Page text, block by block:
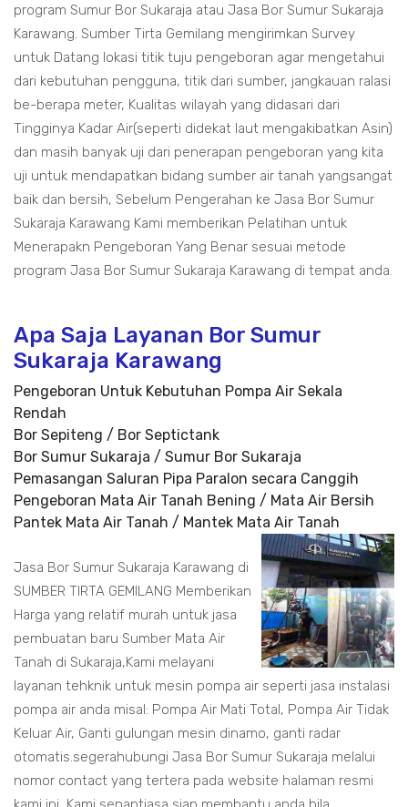
program Sumur Bor Sukaraja atau Jasa Bor Sumur Sukaraja
Karawang. Sumber Tirta Gemilang mengirimkan Survey
untuk Datang lokasi titik tuju pengeboran agar mengetahui
dari kebutuhan pengguna, titik dari sumber, jangkauan ralasi
be-berapa meter, Kualitas wilayah yang didasari dari
Tingginya Kadar Air(seperti didekat laut mengakibatkan Asin)
dan masih banyak uji dari penerapan pengeboran yang kita
uji untuk mendapatkan bidang sumber air tanah yangsangat
baik dan bersih, Sebelum Pengerahan ke Jasa Bor Sumur
Sukaraja Karawang Kami memberikan Pelatihan untuk
Menerapakn Pengeboran Yang Benar sesuai metode
program Jasa Bor Sumur Sukaraja Karawang di tempat anda.
Apa Saja Layanan Bor Sumur
Sukaraja Karawang
Pengeboran Untuk Kebutuhan Pompa Air Sekala
Rendah
Bor Sepiteng / Bor Septictank
Bor Sumur Sukaraja / Sumur Bor Sukaraja
Pemasangan Saluran Pipa Paralon secara Canggih
Pengeboran Mata Air Tanah Bening / Mata Air Bersih
Pantek Mata Air Tanah / Mantek Mata Air Tanah
Jasa Bor Sumur Sukaraja Karawang di
SUMBER TIRTA GEMILANG Memberikan
Harga yang relatif murah untuk jasa
pembuatan baru Sumber Mata Air
Tanah di Sukaraja,Kami melayani
layanan tehknik untuk mesin pompa air seperti jasa instalasi
pompa air anda misal: Pompa Air Mati Total, Pompa Air Tidak
Keluar Air, Ganti gulungan mesin dinamo, ganti radar
otomatis.segerahubungi Jasa Bor Sumur Sukaraja melalui
nomor contact yang tertera pada website halaman resmi